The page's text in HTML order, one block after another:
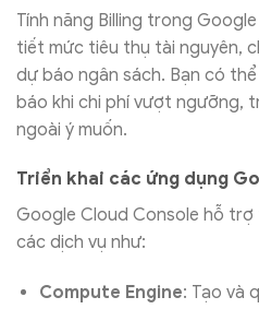
Tính năng Billing trong
tiết mức tiêu thụ tài nguyên,
dự báo ngân sách. Bạn có
báo khi chi phí vượt ngưỡng,
ngoài ý muốn.
Triển khai các ứng dụng
Google Cloud Console hỗ trợ
các dịch vụ như:
Compute Engine: Tạo và